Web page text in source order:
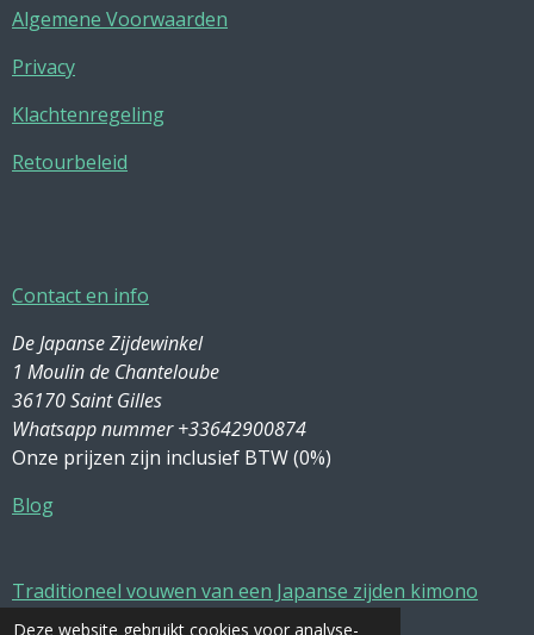
Deze website gebruikt cookies voor analyse-
Algemene Voorwaarden
Privacy
Klachtenregeling
Retourbeleid
Contact en info
De Japanse Zijdewinkel
1 Moulin de Chanteloube
36170 Saint Gilles
Whatsapp nummer +33642900874
Onze prijzen zijn inclusief BTW (0%)
Blog
Traditioneel vouwen van een Japanse zijden kimono